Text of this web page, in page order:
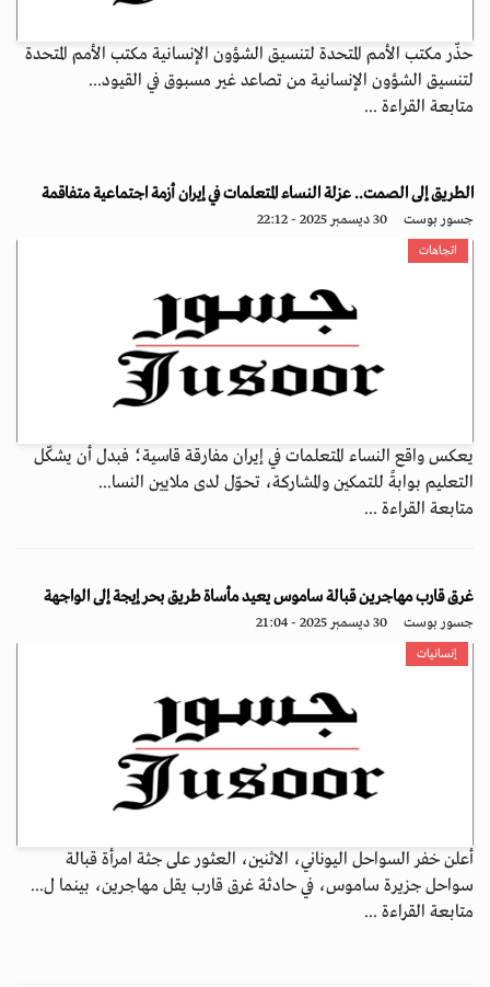
حذّر مكتب الأمم المتحدة لتنسيق الشؤون الإنسانية مكتب الأمم المتحدة
لتنسيق الشؤون الإنسانية من تصاعد غير مسبوق في القيود...
متابعة القراءة ...
الطريق إلى الصمت.. عزلة النساء المتعلمات في إيران أزمة اجتماعية متفاقمة
جسور بوست 30 ديسمبر 2025 - 22:12
اتجاهات
يعكس واقع النساء المتعلمات في إيران مفارقة قاسية؛ فبدل أن يشكّل
التعليم بوابةً للتمكين والمشاركة، تحوّل لدى ملايين النسا...
متابعة القراءة ...
غرق قارب مهاجرين قبالة ساموس يعيد مأساة طريق بحر إيجة إلى الواجهة
جسور بوست 30 ديسمبر 2025 - 21:04
إنسانيات
أعلن خفر السواحل اليوناني، الاثنين، العثور على جثة امرأة قبالة
سواحل جزيرة ساموس، في حادثة غرق قارب يقل مهاجرين، بينما ل...
متابعة القراءة ...